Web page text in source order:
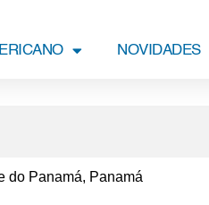
NOVIDADES
do Panamá, Panamá